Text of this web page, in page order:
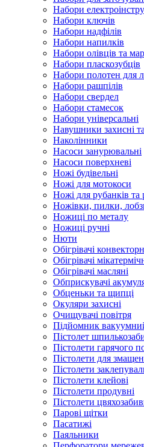
Набори
Набори ключів
Набори надфілів
Набори напилків
Набори олівців та
Набори пласкозубців
Набори полотен для
Набори рашпілів
Набори свердел
Набори стамесок
Набори універсальні
Навушники захисні
Наколінники
Насоси занурювальні
Насоси поверхневі
Ножі будівельні
Ножі для мотокоси
Ножі для рубанків та
Ножівки, пилки,
Ножиці по металу
Ножиці ручні
Нюти
Обігрівачі
Обігрівачі
Обігрівачі масляні
Обприскувачі
Обценьки та щипці
Окуляри захисні
Очищувачі повітря
Підйомник
Пістолет
Пістолети гарячого
Пістолети для
Пістолети
Пістолети клейові
Пістолети продувні
Пістолети
Парові щітки
Пасатижі
Паяльники